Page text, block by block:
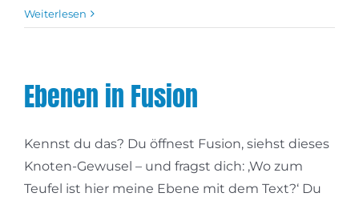
Weiterlesen
Ebenen in Fusion
Kennst du das? Du öffnest Fusion, siehst dieses
Knoten-Gewusel – und fragst dich: ‚Wo zum
Teufel ist hier meine Ebene mit dem Text?‘ Du